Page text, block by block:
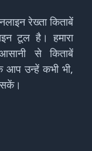
रेख्ता किताबें
टूल है। हमारा
से किताबें
आप उन्हें कभी भी,